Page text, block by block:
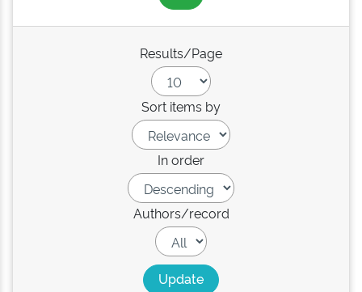
Results/Page
Sort items by
In order
Authors/record